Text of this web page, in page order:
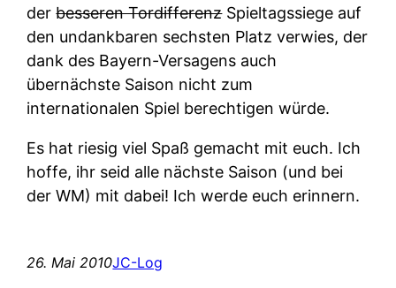
derbesseren TordifferenzSpieltagssiege auf
den undankbaren sechsten Platz verwies, der
dank des Bayern-Versagens auch
übernächste Saison nicht zum
internationalen Spiel berechtigen würde.
Es hat riesig viel Spaß gemacht mit euch. Ich
hoffe, ihr seid alle nächste Saison (und bei
der WM) mit dabei! Ich werde euch erinnern.
26. Mai 2010JC-Log